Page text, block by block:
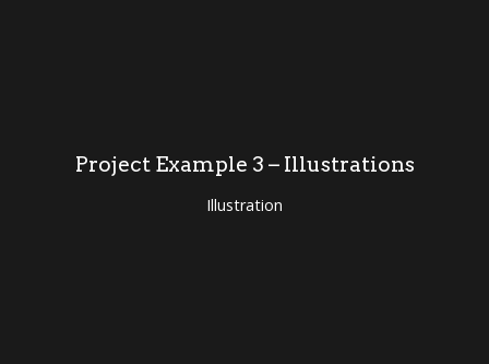
Project Example 3 – Illustrations
Illustration